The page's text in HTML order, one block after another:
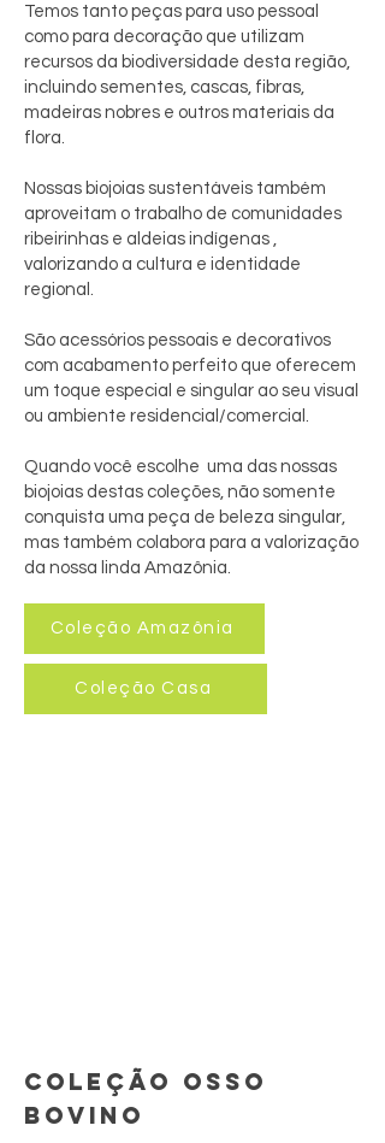
Temos tanto peças para uso pessoal
como para decoração que utilizam
recursos da biodiversidade desta região,
incluindo sementes, cascas, fibras,
madeiras nobres e outros materiais da
flora.
Nossas biojoias sustentáveis também
aproveitam o trabalho de comunidades
ribeirinhas e aldeias indígenas ,
valorizando a cultura e identidade
regional.
São acessórios pessoais e decorativos
com acabamento perfeito que oferecem
um toque especial e singular ao seu visual
ou ambiente residencial/comercial.
Quando você escolhe uma das nossas
biojoias destas coleções, não somente
conquista uma peça de beleza singular,
mas também colabora para a valorização
da nossa linda Amazônia.
Coleção Amazônia
Coleção Casa
COLEÇÃO OSSO
BOVINO